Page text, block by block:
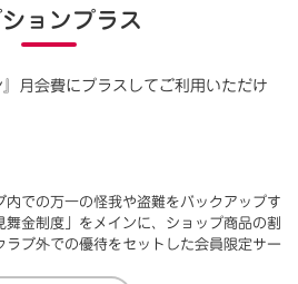
ョンプラス
月会費にプラスしてご利用いただけ
内での万一の怪我や盗難をバックアップす
舞金制度」をメインに、ショップ商品の割
ラブ外での優待をセットした会員限定サー